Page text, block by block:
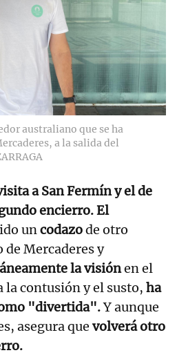
australiano que se ha
a la salida del
a San Fermín y el de
encierro. El
uncodazode otro
Mercaderes y
la visiónen el
la contusión y el susto, ha
"divertida".Y aunque
asegura que volverá otro